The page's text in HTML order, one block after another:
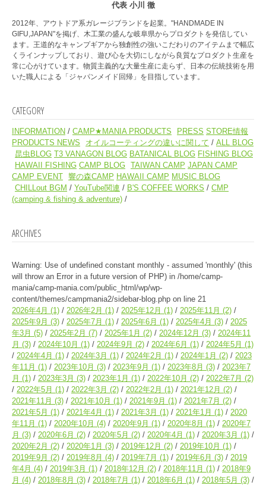
代表 小川 徹
2012年、アウトドア系ガレージブランドを起業。"HANDMADE IN
GIFU,JAPAN"を掲げ、木工業の盛んな岐阜県からプロダクトを発信してい
ます。王道的なキャンプギアから独創性の強いこだわりのアイテムまで幅広
くラインナップしており、遊び心を大切にしながら良質なプロダクト生産を
常に心がけています。物質主義的な大量生産に走らず、日本の伝統技術を用
いた職人による「ジャパンメイド回帰」を目指しています。
CATEGORY
INFORMATION CAMP★MANIA PRODUCTS PRESS STORE情報
PRODUCTS NEWS
オイルコーティングの違いに関して
ALL BLOG
昆虫BLOG T3 VANAGON BLOG BATANICAL BLOG FISHING BLOG
HAWAII FISHING CAMP BLOG TAIWAN CAMP JAPAN CAMP
CAMP EVENT 響の森CAMP HAWAII CAMP MUSIC BLOG
CHILLout BGM
YouTube関連 B'S COFFEE WORKS
CMP
(camping & fishing & adventure)
ARCHIVES
Warning: Use of undefined constant monthly - assumed 'monthly' (this
will throw an Error in a future version of PHP) in /home/camp-
mania/camp-mania.com/public_html/wp/wp-
content/themes/campmania2/sidebar-blog.php on line 21
2026年4月 (1) 2026年2月 (1) 2025年12月 (1) 2025年11月 (2)
2025年9月 (3) 2025年7月 (1) 2025年6月 (1) 2025年4月 (3)
2025
年3月 (5) 2025年2月 (7) 2025年1月 (2) 2024年12月 (3)
2024年11
月 (3) 2024年10月 (1) 2024年9月 (2) 2024年6月 (1) 2024年5月 (1)
2024年4月 (1) 2024年3月 (1) 2024年2月 (1) 2024年1月 (2)
2023
年11月 (1) 2023年10月 (3) 2023年9月 (1) 2023年8月 (3)
2023年7
月 (1) 2023年3月 (3) 2023年1月 (1) 2022年10月 (2) 2022年7月 (2)
2022年5月 (1) 2022年3月 (2) 2022年2月 (1) 2021年12月 (2)
2021年11月 (3) 2021年10月 (1) 2021年9月 (1) 2021年7月 (2)
2021年5月 (1) 2021年4月 (1) 2021年3月 (1) 2021年1月 (1)
2020
年11月 (1) 2020年10月 (4) 2020年9月 (1) 2020年8月 (1)
2020年7
月 (3) 2020年6月 (2) 2020年5月 (2) 2020年4月 (1) 2020年3月 (1)
2020年2月 (2) 2020年1月 (3) 2019年12月 (2) 2019年10月 (1)
2019年9月 (2) 2019年8月 (4) 2019年7月 (1) 2019年6月 (3)
2019
年4月 (4) 2019年3月 (1) 2018年12月 (2) 2018年11月 (1)
2018年9
月 (4) 2018年8月 (3) 2018年7月 (1) 2018年6月 (1) 2018年5月 (3)